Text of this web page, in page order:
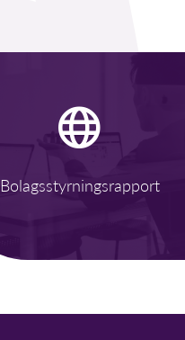
Bolagsstyrningsrapport